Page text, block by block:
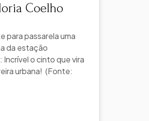
Coelho
para passarela uma
da estação
o cinto que vira
urbana! (Fonte: